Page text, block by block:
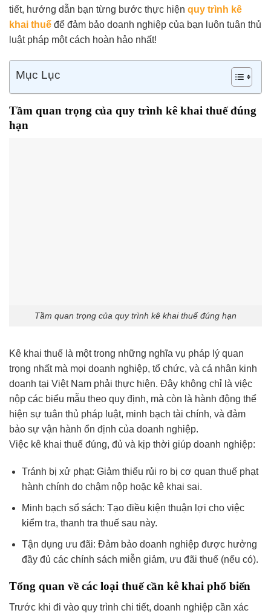
tiết, hướng dẫn bạn từng bước thực hiện quy trình kê
khai thuế để đảm bảo doanh nghiệp của bạn luôn tuân thủ
luật pháp một cách hoàn hảo nhất!
Mục Lục
Tầm quan trọng của quy trình kê khai thuế đúng
hạn
Tầm quan trọng của quy trình kê khai thuế đúng hạn
Kê khai thuế là một trong những nghĩa vụ pháp lý quan
trọng nhất mà mọi doanh nghiệp, tổ chức, và cá nhân kinh
doanh tại Việt Nam phải thực hiện. Đây không chỉ là việc
nộp các biểu mẫu theo quy định, mà còn là hành động thể
hiện sự tuân thủ pháp luật, minh bạch tài chính, và đảm
bảo sự vận hành ổn định của doanh nghiệp.
Việc kê khai thuế đúng, đủ và kịp thời giúp doanh nghiệp:
Tránh bị xử phạt: Giảm thiểu rủi ro bị cơ quan thuế phạt
hành chính do chậm nộp hoặc kê khai sai.
Minh bạch sổ sách: Tạo điều kiện thuận lợi cho việc
kiểm tra, thanh tra thuế sau này.
Tận dụng ưu đãi: Đảm bảo doanh nghiệp được hưởng
đầy đủ các chính sách miễn giảm, ưu đãi thuế (nếu có).
Tổng quan về các loại thuế cần kê khai phổ biến
Trước khi đi vào quy trình chi tiết, doanh nghiệp cần xác